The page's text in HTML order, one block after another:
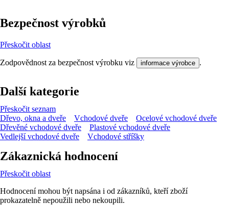
Bezpečnost výrobků
Přeskočit oblast
Zodpovědnost za bezpečnost výrobku viz informace výrobce .
Další kategorie
Přeskočit seznam
Dřevo, okna a dveře
Vchodové dveře
Ocelové vchodové dveře
Dřevěné vchodové dveře
Plastové vchodové dveře
Vedlejší vchodové dveře
Vchodové stříšky
Zákaznická hodnocení
Přeskočit oblast
Hodnocení mohou být napsána i od zákazníků, kteří zboží
prokazatelně nepoužili nebo nekoupili.